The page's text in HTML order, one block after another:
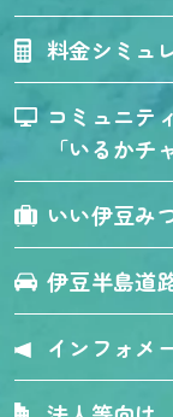
料金シミュ
コミュニテ
「いるかチ
いい伊豆み
伊豆半島道
インフォメ